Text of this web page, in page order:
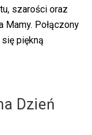
szarości oraz
Mamy. Połączony
piękną
Dzień